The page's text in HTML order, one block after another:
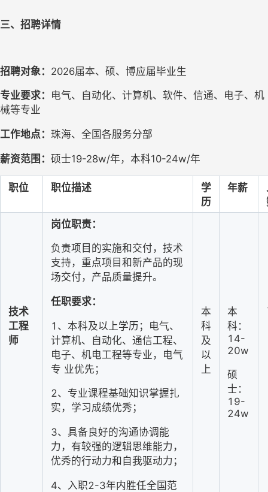
三、招聘详情
招聘对象： 2026届本、硕、博应届毕业生
专业要求： 电气、自动化、计算机、软件、信通、电子、机
械等专业
工作地点： 珠海、全国各服务分部
薪资范围： 硕士19-28w/年，本科10-24w/年
职位 职位描述
学
历
年薪
技术
工程
师
岗位职责：
负责项目的实施和交付，技术
支持，重点项目和新产品的现
场交付，产品质量提升。
任职要求：
1、本科及以上学历；电气、
计算机、自动化、通信工程、
电子、机电工程等专业，电气
专 业优先；
2、专业课程基础知识掌握扎
实，学习成绩优秀；
3、具备良好的沟通协调能
力，有较强的逻辑思维能力，
优秀的行动力和自我驱动力；
4、入职2-3年内胜任全国范
本
科
及
以
上
本
科：
14-
20w
硕
士：
19-
24w